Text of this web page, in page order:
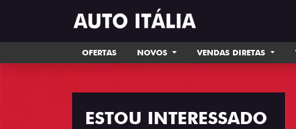
OFERTAS NOVOS VENDAS DIRETAS
ESTOU INTERESSADO